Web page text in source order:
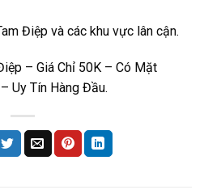
Điệp và các khu vực lân cận.
– Giá Chỉ 50K – Có Mặt
Uy Tín Hàng Đầu.